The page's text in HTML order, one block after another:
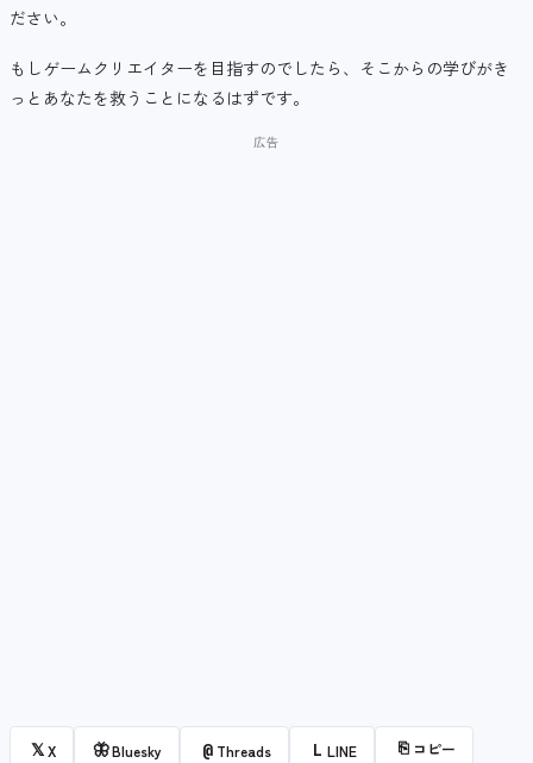
ださい。
もしゲームクリエイターを目指すのでしたら、そこからの学びがき
っとあなたを救うことになるはずです。
𝕏X 🦋Bluesky @ Threads L LINE ⎘ コピー